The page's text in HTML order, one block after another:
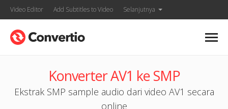
Video Editor Add Subtitles to Video Selanjutnya
Konverter AV1 ke SMP
Ekstrak SMP sample audio dari video AV1 secara
online